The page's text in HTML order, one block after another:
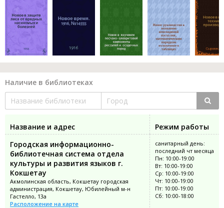
Наличие в библиотеках
Название и адрес
Режим работы
Городская информационно-
библиотечная система отдела
культуры и развития языков г.
Кокшетау
Акмолинская область, Кокшетау городская
администрация, Кокшетау, Юбилейный м-н
Гастелло, 13а
Расположение на карте
санитарный день:
последний чт месяца
Пн: 10:00-19:00
Вт: 10:00-19:00
Ср: 10:00-19:00
Чт: 10:00-19:00
Пт: 10:00-19:00
Сб: 10:00-18:00